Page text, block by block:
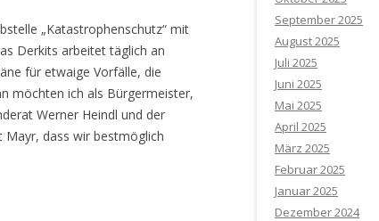
„Katastrophenschutz“ mit
Derkits arbeitet täglich an
für etwaige Vorfälle, die
möchten ich als Bürgermeister,
Werner Heindl und der
Mayr, dass wir bestmöglich
September 2025
August 2025
Juli 2025
Juni 2025
Mai 2025
April 2025
März 2025
Februar 2025
Januar 2025
Dezember 2024